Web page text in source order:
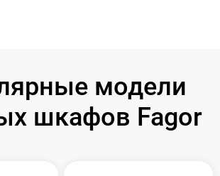
модели
шкафов Fagor